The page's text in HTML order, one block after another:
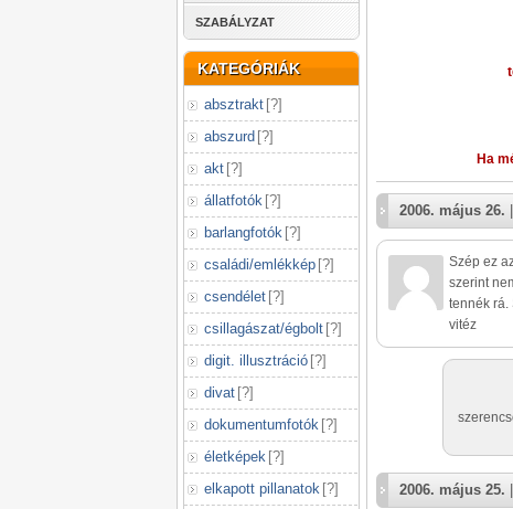
SZABÁLYZAT
KATEGÓRIÁK
absztrakt [?]
abszurd [?]
akt [?]
állatfotók [?]
barlangfotók [?]
családi/emlékkép [?]
csendélet [?]
csillagászat/égbolt [?]
digit. illusztráció [?]
divat [?]
dokumentumfotók [?]
életképek [?]
elkapott pillanatok [?]
Ha
2006. május 26.
Szép ez
szerint
tennék rá.
vitéz
2006. május 25.